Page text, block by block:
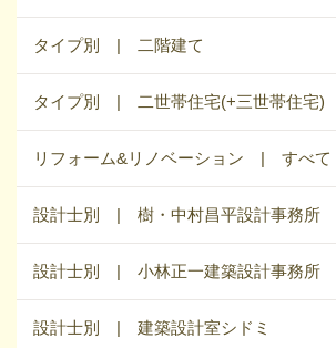
タイプ別 | 二階建て
タイプ別 | 二世帯住宅(+三世帯住宅)
リフォーム&リノベーション | すべて
設計士別 | 樹・中村昌平設計事務所
設計士別 | 小林正一建築設計事務所
設計士別 | 建築設計室シドミ